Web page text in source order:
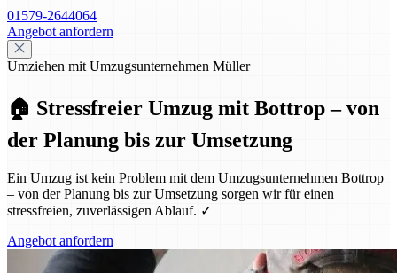
01579-2644064
Angebot anfordern
Umziehen mit Umzugsunternehmen Müller
🏠 Stressfreier Umzug mit Bottrop – von
der Planung bis zur Umsetzung
Ein Umzug ist kein Problem mit dem Umzugsunternehmen Bottrop
– von der Planung bis zur Umsetzung sorgen wir für einen
stressfreien, zuverlässigen Ablauf. ✓
Angebot anfordern